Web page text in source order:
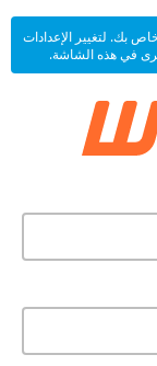
بك. لتغيير الإعدادات
في هذه الشاشة.